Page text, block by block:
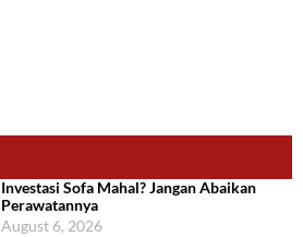
Investasi Sofa Mahal? Jangan Abaikan
Perawatannya
August 6, 2026